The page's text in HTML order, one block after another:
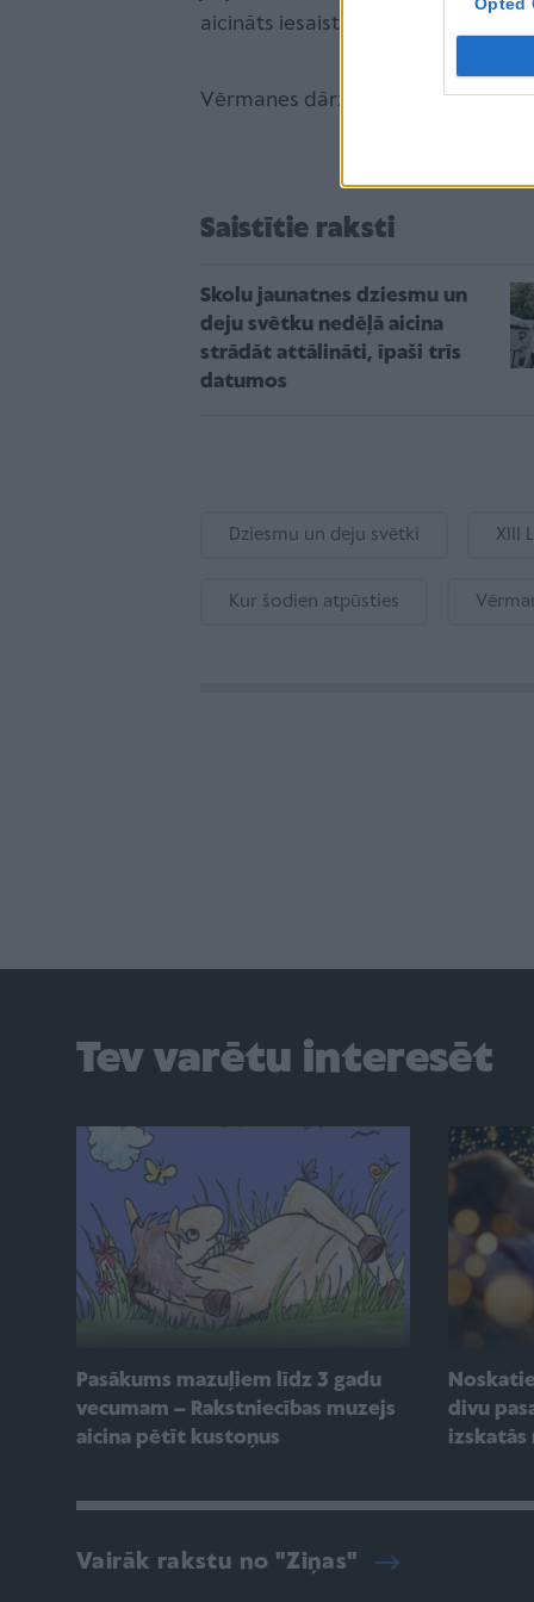
aicināts iesaistīties vides izglītības
Vērmanes dārza programmaŠEIT.
Saistītie raksti
Skolu jaunatnes dziesmu un
deju svētku nedēļā aicina
strādāt attālināti, īpaši trīs
datumos
Dziesmu un deju svētki XIII
Kur šodien atpūsties
Tev varētu interesēt
Pasākums mazuļiem līdz 3 gadu
vecumam – Rakstniecības muzejs
aicina pētīt kustoņus
divu
izskatās
Vairāk rakstu no "Ziņas"